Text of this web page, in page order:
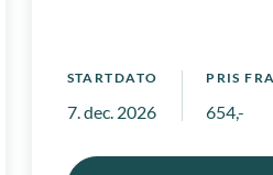
STARTDATO
7. dec. 2026
PRIS FRA
654,-